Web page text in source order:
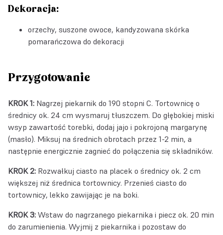
Dekoracja:
orzechy, suszone owoce, kandyzowana skórka
pomarańczowa do dekoracji
Przygotowanie
KROK 1: Nagrzej piekarnik do 190 stopni C. Tortownicę o
średnicy ok. 24 cm wysmaruj tłuszczem. Do głębokiej miski
wsyp zawartość torebki, dodaj jajo i pokrojoną margarynę
(masło). Miksuj na średnich obrotach przez 1-2 min, a
następnie energicznie zagnieć do połączenia się składników.
KROK 2: Rozwałkuj ciasto na placek o średnicy ok. 2 cm
większej niż średnica tortownicy. Przenieś ciasto do
tortownicy, lekko zawijając je na boki.
KROK 3: Wstaw do nagrzanego piekarnika i piecz ok. 20 min
do zarumienienia. Wyjmij z piekarnika i pozostaw do